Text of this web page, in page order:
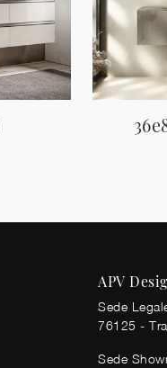
APV
Sede
76125 -
Sede